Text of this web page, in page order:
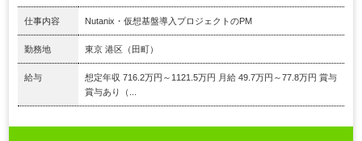
仕事内容 Nutanix・仮想基盤導入プロジェクトのPM
勤務地 東京 港区（田町）
給与
想定年収 716.2万円～1121.5万円 月給 49.7万円～77.8万円 賞与
賞与あり（...